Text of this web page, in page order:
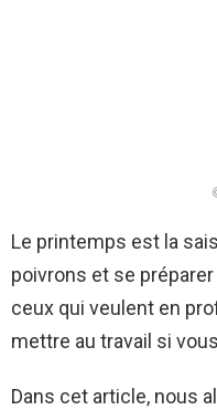
Le printemps est la
poivrons et se
ceux qui veulent en
mettre au travail si
Dans cet article, nous